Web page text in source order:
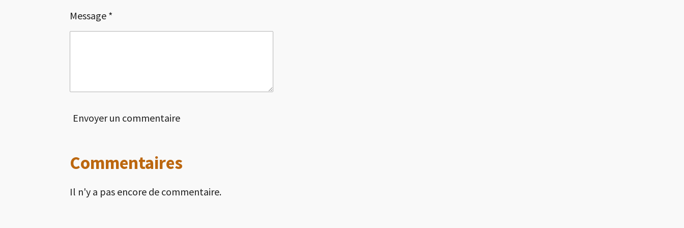
Message *
Envoyer un commentaire
Commentaires
Il n'y a pas encore de commentaire.